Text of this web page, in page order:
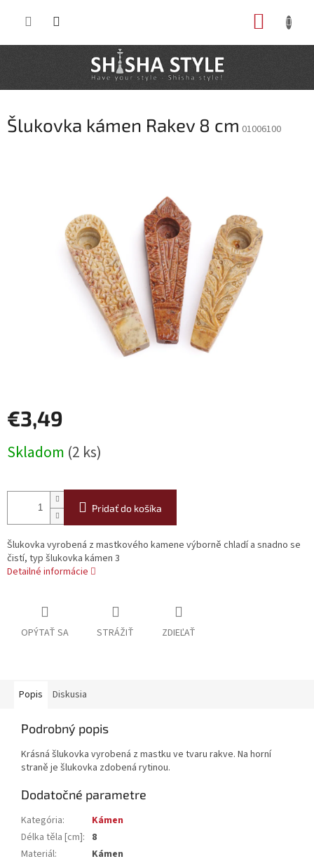
Šlukovka kámen Rakev 8 cm 01006100
€3,49
cena:
Skladom (2 ks)
Pridať do košíka
Šlukovka vyrobená z mastkového kamene výborně chladí a snadno se
čistí, typ šlukovka kámen 3
Detailné informácie
OPÝTAŤ SA STRÁŽIŤ ZDIEĽAŤ
Popis Diskusia
Podrobný popis
Krásná šlukovka vyrobená z mastku ve tvaru rakve. Na horní
straně je šlukovka zdobená rytinou.
Dodatočné parametre
Kategória:
Kámen
Délka těla [cm]: 8
Materiál: Kámen